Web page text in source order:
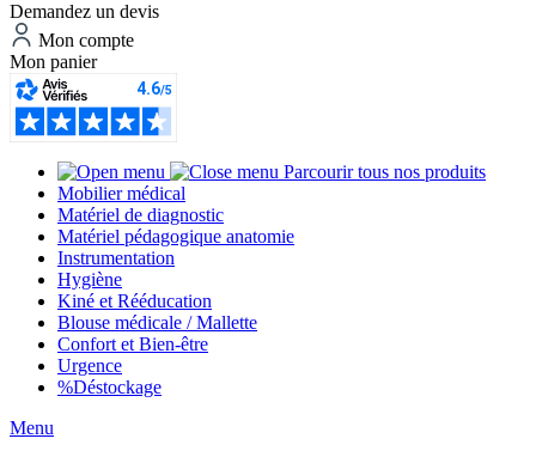
Demandez un devis
Mon compte
Mon panier
Parcourir tous nos produits
Mobilier médical
Matériel de diagnostic
Matériel pédagogique anatomie
Instrumentation
Hygiène
Kiné et Rééducation
Blouse médicale / Mallette
Confort et Bien-être
Urgence
%Déstockage
Menu